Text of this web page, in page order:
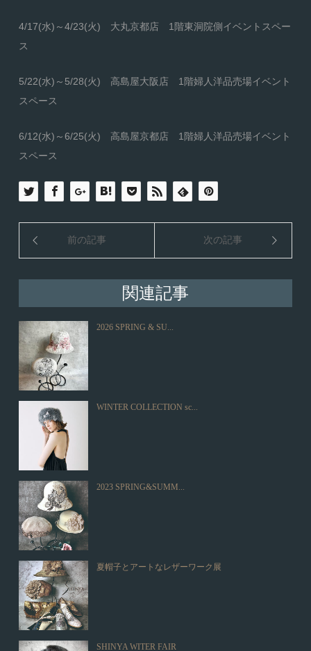
4/17(水)～4/23(火) 大丸京都店 1階東洞院側イベントスペー
ス
5/22(水)～5/28(火) 高島屋大阪店 1階婦人洋品売場イベント
スペース
6/12(水)～6/25(火) 高島屋京都店 1階婦人洋品売場イベント
スペース
前の記事 次の記事
関連記事
2026 SPRING & SU...
WINTER COLLECTION sc...
2023 SPRING&SUMM...
夏帽子とアートなレザーワーク展
SHINYA WITER FAIR